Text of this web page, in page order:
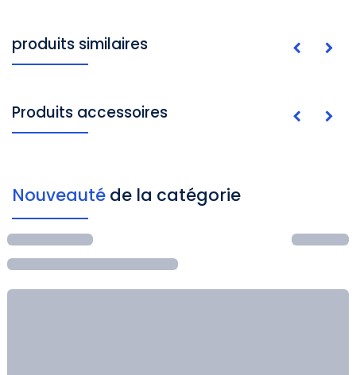
produits similaires
Produits accessoires
Nouveauté de la catégorie